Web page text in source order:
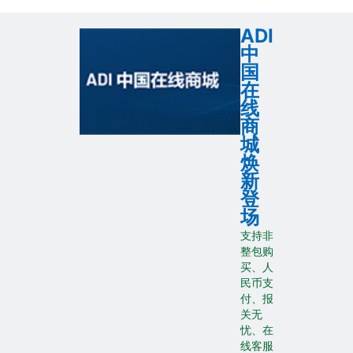
ADI
中
国
在
线
商
城
焕
新
登
场
支持非
整包购
买、人
民币支
付、报
关无
忧、在
线客服